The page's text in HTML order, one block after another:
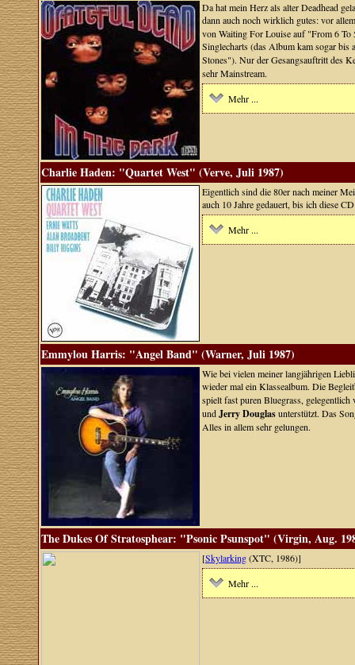
Da hat mein Herz als alter Deadhead
dann auch noch wirklich gutes: vor
von Waiting For Louise auf "From 6
Singlecharts (das Album kam sogar
Stones"). Nur der Gesangsauftritt des
sehr Mainstream.
Mehr ...
Charlie Haden: "Quartet West" (Verve, Juli 1987)
Eigentlich sind die 80er nach meiner
auch 10 Jahre gedauert, bis ich diese
Mehr ...
Emmylou Harris: "Angel Band" (Warner, Juli 1987)
Wie bei vielen meiner langjährigen
wieder mal ein Klassealbum. Die
spielt fast puren Bluegrass,
undJerry Douglasunterstützt. Das
Alles in allem sehr gelungen.
The Dukes Of Stratosphear: "Psonic Psunspot" (Virgin, Aug.
[Skylarking(XTC, 1986)]
Mehr ...